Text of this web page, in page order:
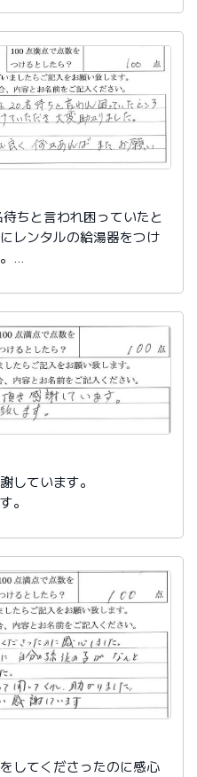
て利用させて頂きました
してもらい、本当にあり
ちと言われ困っていたと
レンタルの給湯器をつけ
しています。
。
してくださったのに感心